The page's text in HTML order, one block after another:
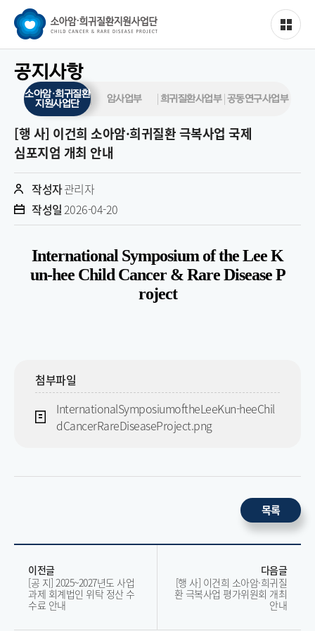
공지사항
소아암·희귀질환
지원사업단
암사업부 희귀질환사업부 공동연구사업부
[행 사] 이건희 소아암·희귀질환 극복사업 국제
심포지엄 개최 안내
작성자관리자
작성일2026-04-20
International Symposium of the Lee K
un-hee Child Cancer & Rare Disease P
roject
첨부파일
InternationalSymposiumoftheLeeKun-heeChil
dCancerRareDiseaseProject.png
목록
이전글
[공 지] 2025~2027년도 사업
과제 회계법인 위탁 정산 수
수료 안내
다음글
[행 사] 이건희 소아암·희귀질
환 극복사업 평가위원회 개최
안내